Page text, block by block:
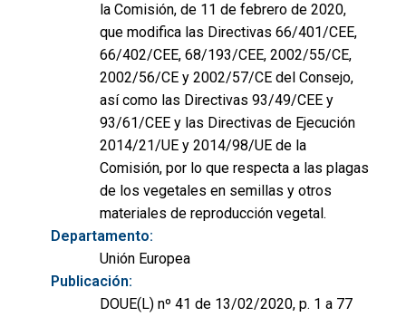
la Comisión, de 11 de febrero de 2020,
que modifica las Directivas 66/401/CEE,
66/402/CEE, 68/193/CEE, 2002/55/CE,
2002/56/CE y 2002/57/CE del Consejo,
así como las Directivas 93/49/CEE y
93/61/CEE y las Directivas de Ejecución
2014/21/UE y 2014/98/UE de la
Comisión, por lo que respecta a las plagas
de los vegetales en semillas y otros
materiales de reproducción vegetal.
Departamento:
Unión Europea
Publicación:
DOUE(L) nº 41 de 13/02/2020, p. 1 a 77